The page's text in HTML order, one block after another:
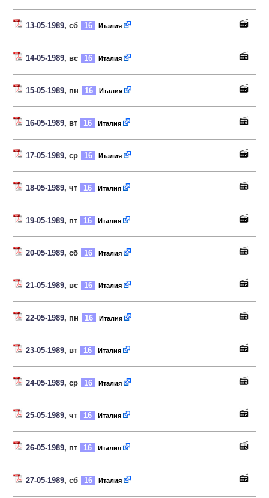
13-05-1989, сб 16 Италия
14-05-1989, вс 16 Италия
15-05-1989, пн 16 Италия
16-05-1989, вт 16 Италия
17-05-1989, ср 16 Италия
18-05-1989, чт 16 Италия
19-05-1989, пт 16 Италия
20-05-1989, сб 16 Италия
21-05-1989, вс 16 Италия
22-05-1989, пн 16 Италия
23-05-1989, вт 16 Италия
24-05-1989, ср 16 Италия
25-05-1989, чт 16 Италия
26-05-1989, пт 16 Италия
27-05-1989, сб 16 Италия